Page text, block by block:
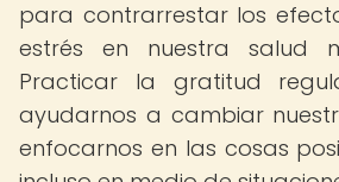
para contrarrestar los
estrés en nuestra salud
Practicar la gratitud
ayudarnos a cambiar
enfocarnos en las cosas